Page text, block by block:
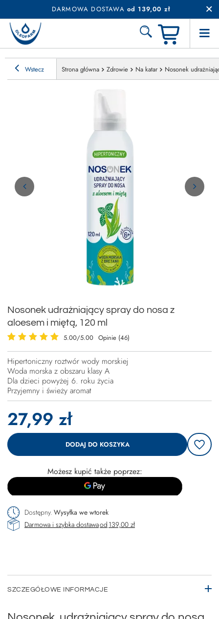
DARMOWA DOSTAWA od 139,00 zł
Wstecz Strona główna Zdrowie Na katar Nosonek
Nosonek udrażniający spray do nosa z
aloesem i miętą, 120 ml
5.00/5.00 Opinie (46)
Hipertoniczny roztwór wody morskiej
Woda morska z obszaru klasy A
Dla dzieci powyżej 6. roku życia
Przyjemny i świeży aromat
27,99 zł
DODAJ DO KOSZYKA
Możesz kupić także poprzez:
Dostępny Wysyłka we wtorek
Darmowa i szybka dostawaod 139,00 zł
SZCZEGÓŁOWE INFORMACJE